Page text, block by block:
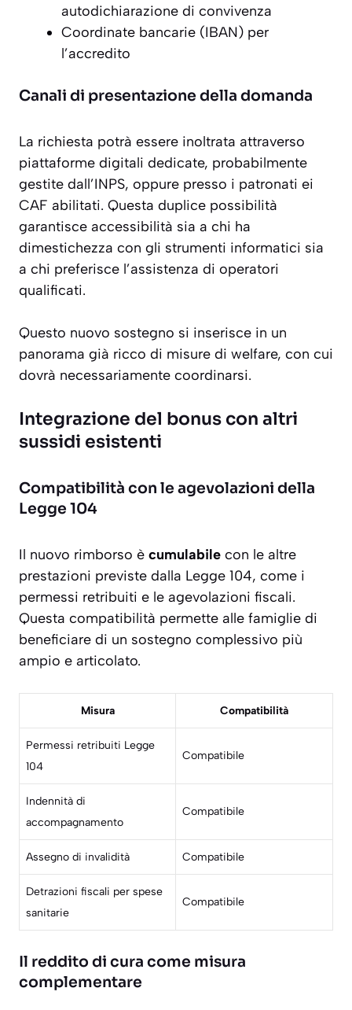
autodichiarazione di convivenza
Coordinate bancarie (IBAN) per
l’accredito
Canali di presentazione della domanda
La richiesta potrà essere inoltrata attraverso
piattaforme digitali dedicate, probabilmente
gestite dall’INPS, oppure presso i patronati ei
CAF abilitati. Questa duplice possibilità
garantisce accessibilità sia a chi ha
dimestichezza con gli strumenti informatici sia
a chi preferisce l’assistenza di operatori
qualificati.
Questo nuovo sostegno si inserisce in un
panorama già ricco di misure di welfare, con cui
dovrà necessariamente coordinarsi.
Integrazione del bonus con altri
sussidi esistenti
Compatibilità con le agevolazioni della
Legge 104
Il nuovo rimborso è cumulabile con le altre
prestazioni previste dalla Legge 104, come i
permessi retribuiti e le agevolazioni fiscali.
Questa compatibilità permette alle famiglie di
beneficiare di un sostegno complessivo più
ampio e articolato.
Misura Compatibilità
Permessi retribuiti Legge
104
Compatibile
Indennità di
accompagnamento
Compatibile
Assegno di invalidità Compatibile
Detrazioni fiscali per spese
sanitarie
Compatibile
Il reddito di cura come misura
complementare